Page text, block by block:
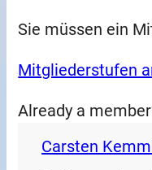
Sie müssen ein
Mitgliederstufen
Already a
Carsten